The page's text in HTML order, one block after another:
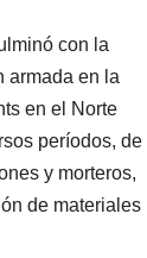
con la
armada en la
en el Norte
períodos, de
y morteros,
de materiales